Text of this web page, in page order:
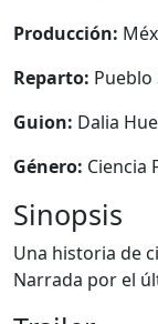
Producción:
Reparto: Pueblo
Guion: Dalia
Género: Ciencia
Sinopsis
Una historia de
Narrada por el